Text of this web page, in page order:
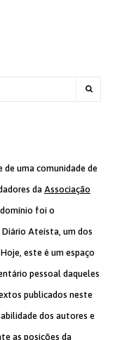
de uma comunidade de
daAssociação
foi o
Ateísta, um dos
este é um espaço
pessoal daqueles
publicados neste
dos autores e
as posições da